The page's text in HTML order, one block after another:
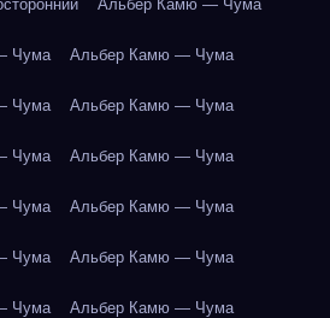
Альбер Камю — Чума
Чума Альбер Камю — Чума
Чума Альбер Камю — Чума
Чума Альбер Камю — Чума
Чума Альбер Камю — Чума
Чума Альбер Камю — Чума
Чума Альбер Камю — Чума